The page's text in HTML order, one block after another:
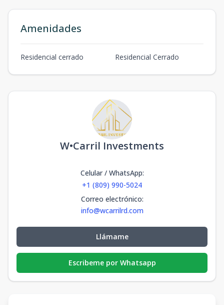
Amenidades
Residencial cerrado Residencial Cerrado
W•Carril Investments
Celular / WhatsApp:
+1 (809) 990-5024
Correo electrónico:
info@wcarrilrd.com
Llámame
Escribeme por Whatsapp